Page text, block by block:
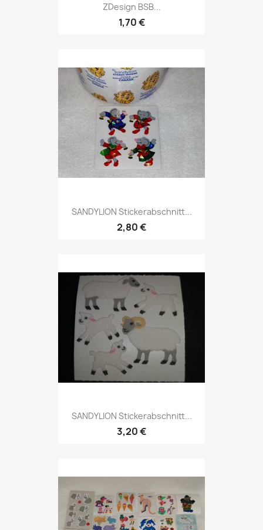
ZDesign BSB...
1,70 €
SANDYLION Stickerabschnitt...
2,80 €
SANDYLION Stickerabschnitt...
3,20 €